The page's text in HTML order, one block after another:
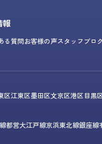
報
る質問お客様の声スタッフブロ
区江東区墨田区文京区港区目黒
都営大江戸線京浜東北線銀座線